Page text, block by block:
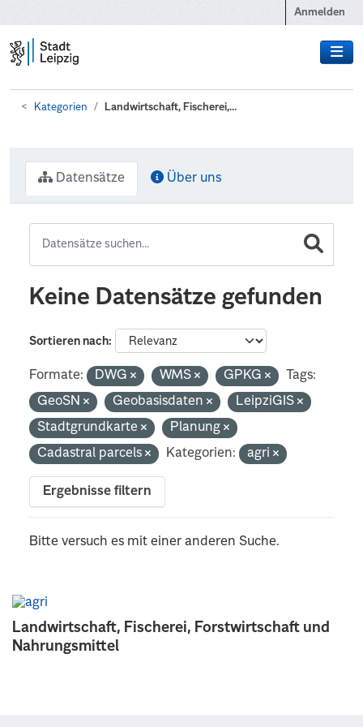
Anmelden
Kategorien Landwirtschaft, Fischerei,...
Landwirtschaft, Fischerei, Forstwirtschaft und
Nahrungsmittel
Datensätze Über uns
Keine Datensätze gefunden
Sortieren nach
Formate: DWG WMS GPKG
Tags:
GeoSN
Geobasisdaten
LeipziGIS
Stadtgrundkarte
Planung
Cadastral parcels
Kategorien: agri
Ergebnisse filtern
Bitte versuch es mit einer anderen Suche.